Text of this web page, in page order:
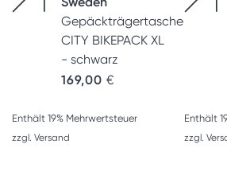
Gepäckträgertasche
CITY BIKEPACK XL
- schwarz
169,00 €
Enthält 19% Mehrwertsteuer
zzgl. Versand
Enthält
zzgl.